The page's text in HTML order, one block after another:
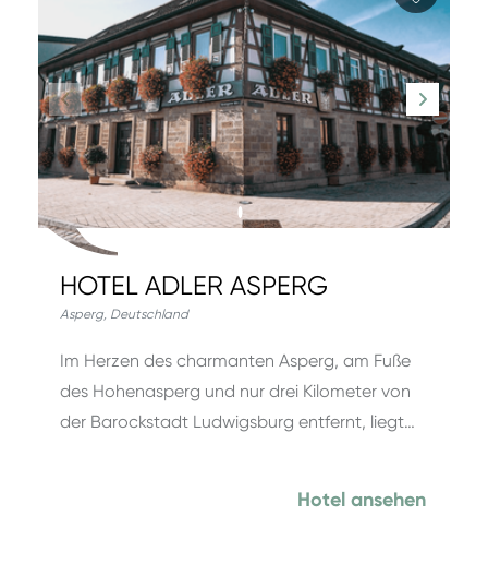
HOTEL ADLER ASPERG
Asperg, Deutschland
Im Herzen des charmanten Asperg, am Fuße
des Hohenasperg und nur drei Kilometer von
der Barockstadt Ludwigsburg entfernt, liegt…
Hotel ansehen